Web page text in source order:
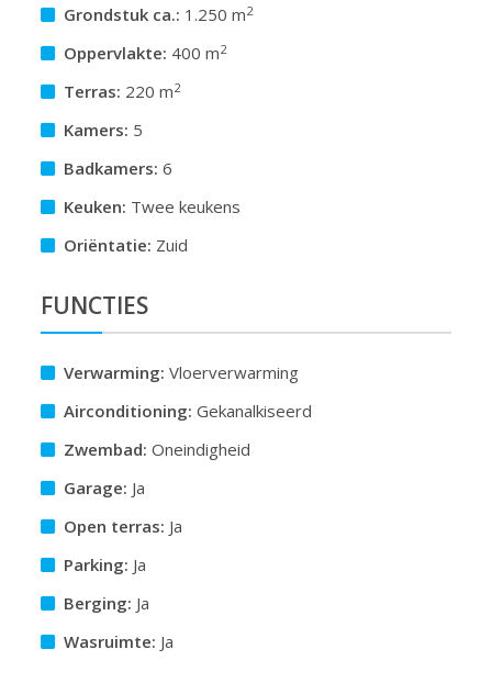
Grondstuk ca.: 1.250 m2
Oppervlakte: 400 m2
Terras: 220 m2
Kamers: 5
Badkamers: 6
Keuken: Twee keukens
Oriëntatie: Zuid
FUNCTIES
Verwarming: Vloerverwarming
Airconditioning: Gekanalkiseerd
Zwembad: Oneindigheid
Garage: Ja
Open terras: Ja
Parking: Ja
Berging: Ja
Wasruimte: Ja